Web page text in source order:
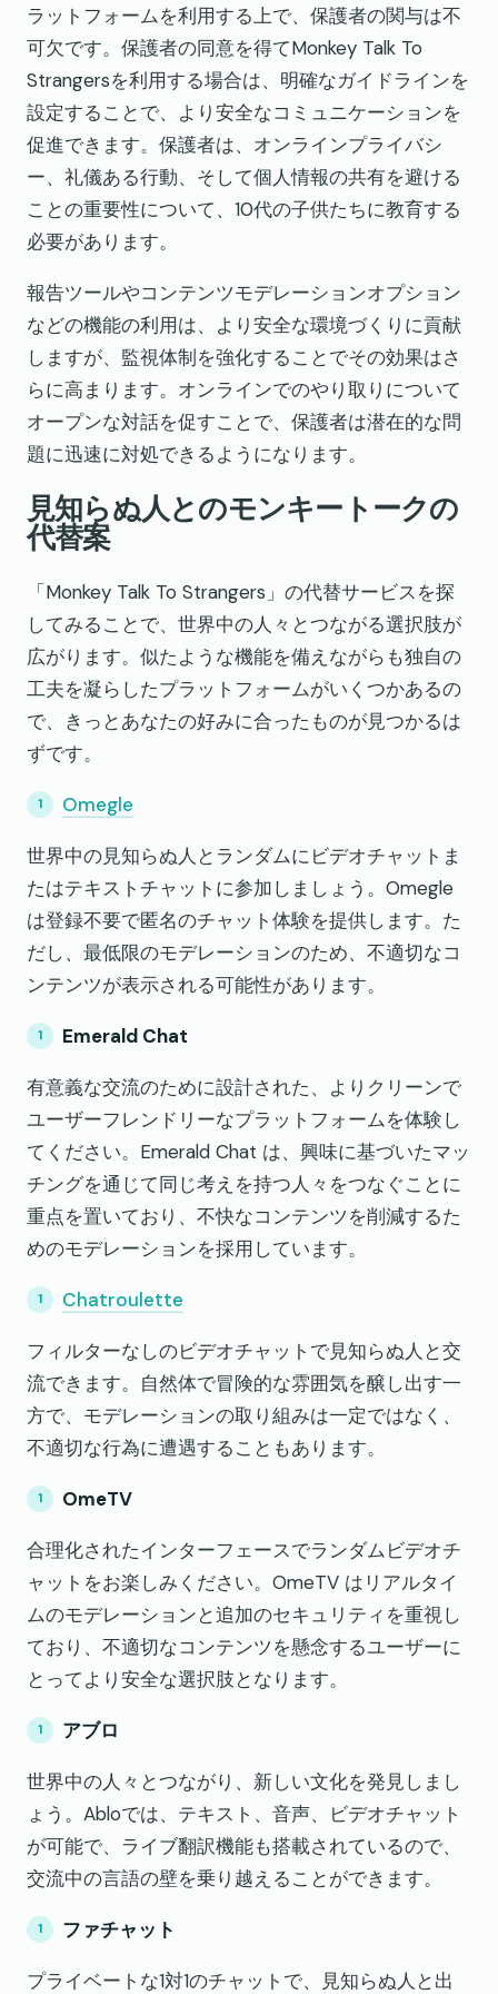
ラットフォームを利用する上で、保護者の関与は不
可欠です。保護者の同意を得てMonkey Talk To
Strangersを利用する場合は、明確なガイドラインを
設定することで、より安全なコミュニケーションを
促進できます。保護者は、オンラインプライバシ
ー、礼儀ある行動、そして個人情報の共有を避ける
ことの重要性について、10代の子供たちに教育する
必要があります。
報告ツールやコンテンツモデレーションオプション
などの機能の利用は、より安全な環境づくりに貢献
しますが、監視体制を強化することでその効果はさ
らに高まります。オンラインでのやり取りについて
オープンな対話を促すことで、保護者は潜在的な問
題に迅速に対処できるようになります。
見知らぬ人とのモンキートークの
代替案
「Monkey Talk To Strangers」の代替サービスを探
してみることで、世界中の人々とつながる選択肢が
広がります。似たような機能を備えながらも独自の
工夫を凝らしたプラットフォームがいくつかあるの
で、きっとあなたの好みに合ったものが見つかるは
ずです。
Omegle
世界中の見知らぬ人とランダムにビデオチャットま
たはテキストチャットに参加しましょう。Omegle
は登録不要で匿名のチャット体験を提供します。た
だし、最低限のモデレーションのため、不適切なコ
ンテンツが表示される可能性があります。
Emerald Chat
有意義な交流のために設計された、よりクリーンで
ユーザーフレンドリーなプラットフォームを体験し
てください。Emerald Chat は、興味に基づいたマッ
チングを通じて同じ考えを持つ人々をつなぐことに
重点を置いており、不快なコンテンツを削減するた
めのモデレーションを採用しています。
Chatroulette
フィルターなしのビデオチャットで見知らぬ人と交
流できます。自然体で冒険的な雰囲気を醸し出す一
方で、モデレーションの取り組みは一定ではなく、
不適切な行為に遭遇することもあります。
OmeTV
合理化されたインターフェースでランダムビデオチ
ャットをお楽しみください。OmeTV はリアルタイ
ムのモデレーションと追加のセキュリティを重視し
ており、不適切なコンテンツを懸念するユーザーに
とってより安全な選択肢となります。
アブロ
世界中の人々とつながり、新しい文化を発見しまし
ょう。Abloでは、テキスト、音声、ビデオチャット
が可能で、ライブ翻訳機能も搭載されているので、
交流中の言語の壁を乗り越えることができます。
ファチャット
プライベートな1対1のチャットで、見知らぬ人と出